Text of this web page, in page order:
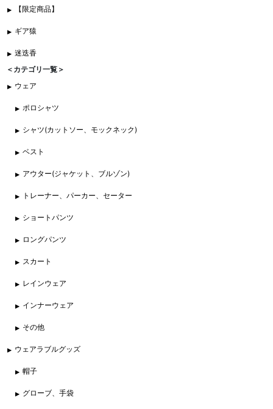
【限定商品】
ギア猿
迷迭香
＜カテゴリ一覧＞
ウェア
ポロシャツ
シャツ(カットソー、モックネック)
ベスト
アウター(ジャケット、ブルゾン)
トレーナー、パーカー、セーター
ショートパンツ
ロングパンツ
スカート
レインウェア
インナーウェア
その他
ウェアラブルグッズ
帽子
グローブ、手袋